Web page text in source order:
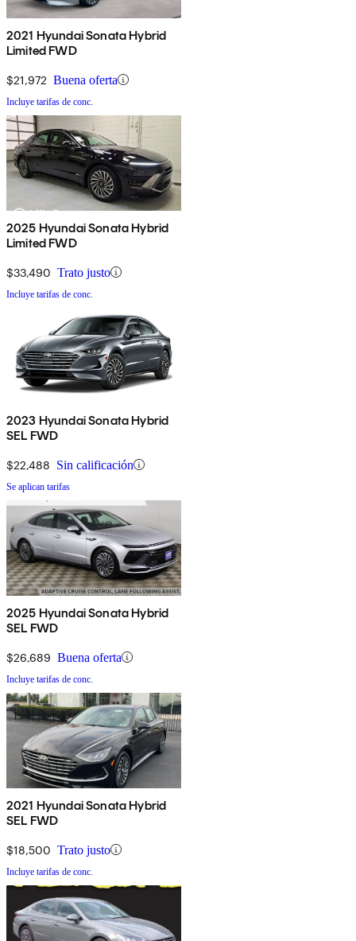
2021 Hyundai Sonata Hybrid
Limited FWD
$21,972 Buena oferta
Incluye tarifas de conc.
2025 Hyundai Sonata Hybrid
Limited FWD
$33,490 Trato justo
Incluye tarifas de conc.
2023 Hyundai Sonata Hybrid
SEL FWD
$22,488 Sin calificación
Se aplican tarifas
2025 Hyundai Sonata Hybrid
SEL FWD
$26,689 Buena oferta
Incluye tarifas de conc.
2021 Hyundai Sonata Hybrid
SEL FWD
$18,500 Trato justo
Incluye tarifas de conc.